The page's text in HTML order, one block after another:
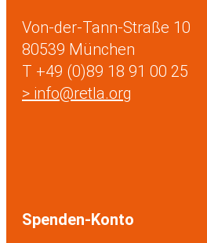
Von-der-Tann-Straße 10
80539 München
T +49 (0)89 18 91 00 25
> info@retla.org
Spenden-Konto